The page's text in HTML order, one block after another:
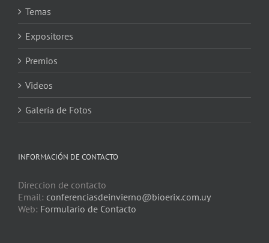
Temas
Expositores
Premios
Videos
Galería de Fotos
INFORMACIÓN DE CONTACTO
Direccion de contacto
Email: conferenciasdeinvierno@bioerix.com.uy
Web: Formulario de Contacto